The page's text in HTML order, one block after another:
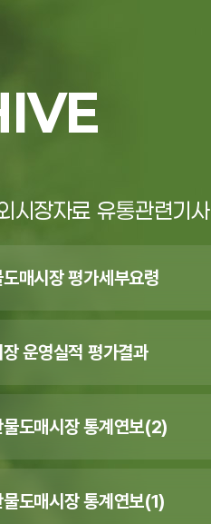
시장자료 유통관련기사
매시장 평가세부요령
운영실적 평가결과
도매시장 통계연보(2)
도매시장 통계연보(1)